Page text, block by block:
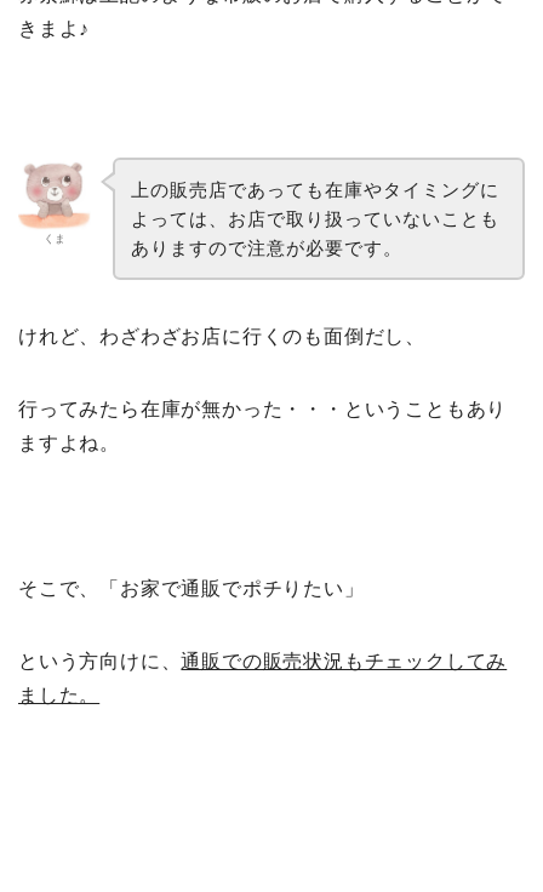
きまよ♪
くま
上の販売店であっても在庫やタイミングに
よっては、お店で取り扱っていないことも
ありますので注意が必要です。
けれど、わざわざお店に行くのも面倒だし、
行ってみたら在庫が無かった・・・ということもあり
ますよね。
そこで、「お家で通販でポチりたい」
という方向けに、通販での販売状況もチェックしてみ
ました。